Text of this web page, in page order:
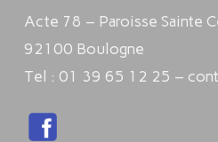
Acte 78 – Paroisse Sainte
92100 Boulogne
Tel : 01 39 65 12 25 –